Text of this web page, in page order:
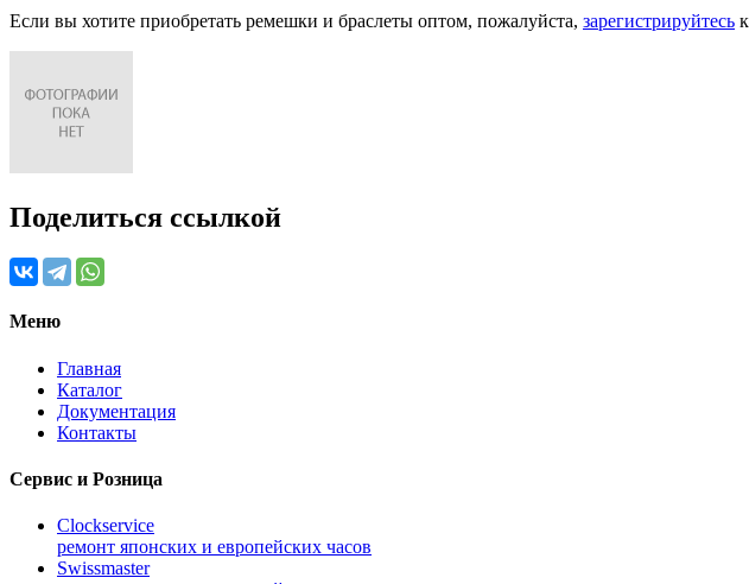
Если вы хотите приобретать ремешки и браслеты оптом, пожалуйста, зарегистрируйтесь
Поделиться ссылкой
Меню
Главная
Каталог
Документация
Контакты
Сервис и Розница
Clockservice
ремонт японских и европейских часов
Swissmaster